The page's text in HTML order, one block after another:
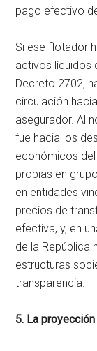
pago efectivo
Si ese flotador
activos líquidos
Decreto 2702,
circulación
asegurador. Al
fue hacia los
económicos
propias en
en entidades
precios de
efectiva, y, en
de la República
estructuras
transparencia.
5. La